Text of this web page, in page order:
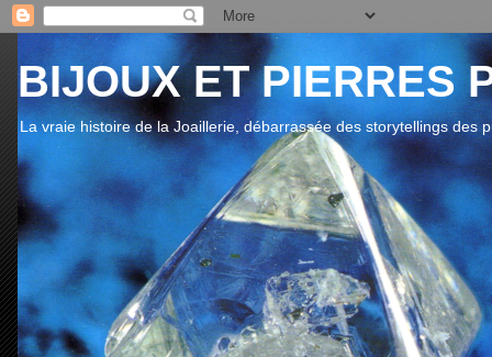
BIJOUX ET PIERRES
La vraie histoire de la Joaillerie, débarrassée des storytellings des